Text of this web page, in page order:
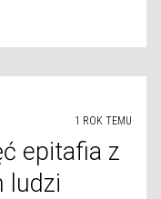
1 ROK TEMU
epitafia z
ludzi